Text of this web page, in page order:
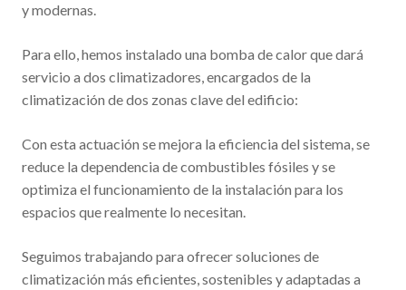
y modernas.
Para ello, hemos instalado una bomba de calor que dará
servicio a dos climatizadores, encargados de la
climatización de dos zonas clave del edificio:
Con esta actuación se mejora la eficiencia del sistema, se
reduce la dependencia de combustibles fósiles y se
optimiza el funcionamiento de la instalación para los
espacios que realmente lo necesitan.
Seguimos trabajando para ofrecer soluciones de
climatización más eficientes, sostenibles y adaptadas a